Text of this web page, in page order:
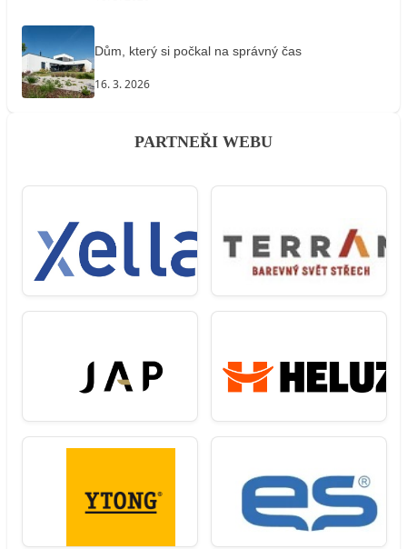
Dům, který si počkal na správný čas
16. 3. 2026
PARTNEŘI WEBU